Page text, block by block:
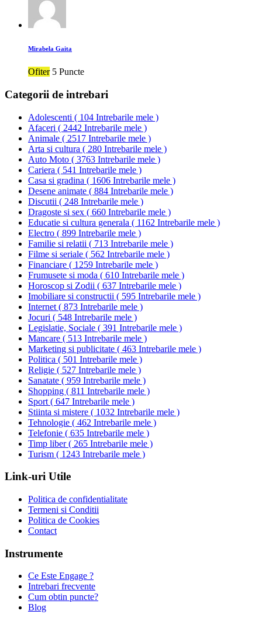
Mirabela Gaita
Ofiter 5 Puncte
Categorii de intrebari
Adolescenti ( 104 Intrebarile mele )
Afaceri ( 2442 Intrebarile mele )
Animale ( 2517 Intrebarile mele )
Arta si cultura ( 280 Intrebarile mele )
Auto Moto ( 3763 Intrebarile mele )
Cariera ( 541 Intrebarile mele )
Casa si gradina ( 1606 Intrebarile mele )
Desene animate ( 884 Intrebarile mele )
Discutii ( 248 Intrebarile mele )
Dragoste si sex ( 660 Intrebarile mele )
Educatie si cultura generala ( 1162 Intrebarile mele )
Electro ( 899 Intrebarile mele )
Familie si relatii ( 713 Intrebarile mele )
Filme si seriale ( 562 Intrebarile mele )
Financiare ( 1259 Intrebarile mele )
Frumusete si moda ( 610 Intrebarile mele )
Horoscop si Zodii ( 637 Intrebarile mele )
Imobiliare si constructii ( 595 Intrebarile mele )
Internet ( 873 Intrebarile mele )
Jocuri ( 548 Intrebarile mele )
Legislatie, Sociale ( 391 Intrebarile mele )
Mancare ( 513 Intrebarile mele )
Marketing si publicitate ( 463 Intrebarile mele )
Politica ( 501 Intrebarile mele )
Religie ( 527 Intrebarile mele )
Sanatate ( 959 Intrebarile mele )
Shopping ( 811 Intrebarile mele )
Sport ( 647 Intrebarile mele )
Stiinta si mistere ( 1032 Intrebarile mele )
Tehnologie ( 462 Intrebarile mele )
Telefonie ( 635 Intrebarile mele )
Timp liber( 265 Intrebarile mele )
Turism ( 1243 Intrebarile mele )
Link-uri Utile
Politica de confidentialitate
Termeni si Conditii
Politica de Cookies
Contact
Instrumente
Ce Este Engage ?
Intrebari frecvente
Cum obtin puncte?
Blog